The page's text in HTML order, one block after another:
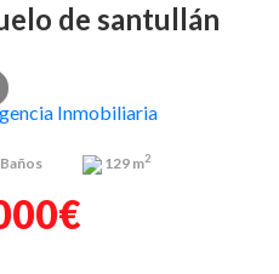
de santullán
Baños 129 m2